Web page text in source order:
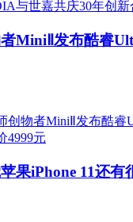
MiniⅡ发布酷睿
果iPhone 11还有